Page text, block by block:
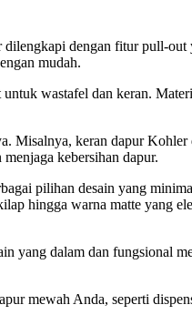
dengan fitur pull-out
mudah.
wastafel dan keran.
Misalnya, keran dapur
kebersihan dapur.
pilihan desain yang
hingga warna matte yang
yang dalam dan fungsional
mewah Anda, seperti